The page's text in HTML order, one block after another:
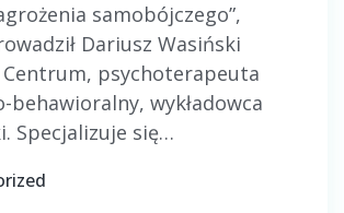
samobójczego”,
Dariusz Wasiński
Centrum, psychoterapeuta
behawioralny, wykładowca
Specjalizuje się…